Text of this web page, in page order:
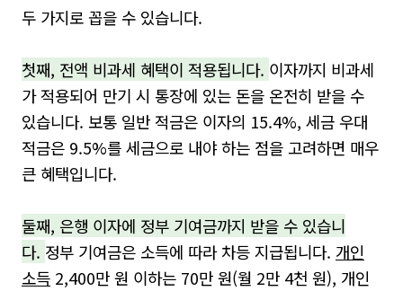
두 가지로 꼽을 수 있습니다.
첫째, 전액 비과세 혜택이 적용됩니다. 이자까지 비과세
가 적용되어 만기 시 통장에 있는 돈을 온전히 받을 수
있습니다. 보통 일반 적금은 이자의 15.4%, 세금 우대
적금은 9.5%를 세금으로 내야 하는 점을 고려하면 매우
큰 혜택입니다.
둘째, 은행 이자에 정부 기여금까지 받을 수 있습니
다. 정부 기여금은 소득에 따라 차등 지급됩니다. 개인
소득 2,400만 원 이하는 70만 원(월 2만 4천 원), 개인